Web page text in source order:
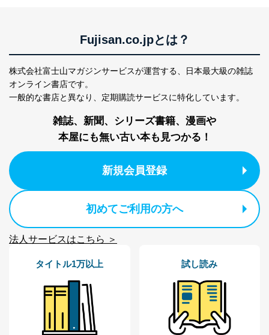
貴殿の個人情報及び当社の個人情報保護マネジメントシ
ステムに関するご相談及び苦情については以下までご連
適切、かつ迅速に対応させていただきます。
株式会社富士山マガジンサービス 個人情報問い合わせ
TEL：0570-200-223
FAX：03-5459-7073
e-mail： cs@fujisan.co.jp
制定：2005年4月1日
個人情報の取扱いについて
１．個人情報保護管理者
当社は以下の個人情報保護管理者を設置し、個人情報保
護管理者の責任のもと、個人情報を取得・アクセス・利
用・提供・管理いたします。
東京都渋谷区南平台町16-11
株式会社富士山マガジンサービス
代表取締役会長 西野 伸一郎
Fujisan.co.jpとは？
株式会社富士山マガジンサービスが運営する、
日本最大級の雑誌
オンライン書店です。
一般的な書店と異なり、 定期購読サービスに特化しています。
雑誌、新聞、シリーズ書籍、漫画や
本屋にも無い古い本も見つかる！
新規会員登録
初めてご利用の方へ
法人サービスはこちら ＞
タイトル1万以上 試し読み